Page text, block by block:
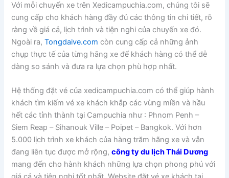
Với mỗi chuyến xe trên Xedicampuchia.com, chúng tôi sẽ
cung cấp cho khách hàng đầy đủ các thông tin chi tiết, rõ
ràng về giá cả, lịch trình và tiện nghi của chuyến xe đó.
Ngoài ra,Tongdaive.com còn cung cấp cả những ảnh
chụp thực tế của từng hãng xe để khách hàng có thể dễ
dàng so sánh và đưa ra lựa chọn phù hợp nhất.
Hệ thống đặt vé của xedicampuchia.com có thể giúp hành
khách tìm kiếm vé xe khách khắp các vùng miền và hầu
hết các tỉnh thành tại Campuchia như : Phnom Penh –
Siem Reap – Sihanouk Ville – Poipet – Bangkok. Với hơn
5.000 lịch trình xe khách của hàng trăm hãng xe và vẫn
đang liên tục được mở rộng,công ty du lịch Thái Dương
mang đến cho hành khách những lựa chọn phong phú với